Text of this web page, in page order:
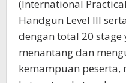
(International
Handgun Level III
dengan total 20
menantang dan
kemampuan peserta,